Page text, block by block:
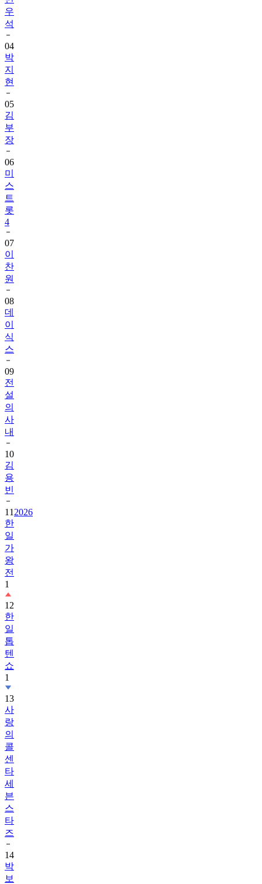
우
석
04
박
지
현
05
김
부
장
06
미
스
트
롯
4
07
이
찬
원
08
데
이
식
스
09
전
설
의
사
내
10
김
용
빈
11 2026
한
일
가
왕
전
1
12
한
일
톱
텐
쇼
1
13
사
랑
의
콜
센
타
세
븐
스
타
즈
14
박
보